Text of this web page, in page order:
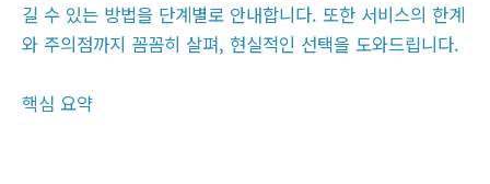
길 수 있는 방법을 단계별로 안내합니다. 또한 서비스의 한계
와 주의점까지 꼼꼼히 살펴, 현실적인 선택을 도와드립니다.
핵심 요약